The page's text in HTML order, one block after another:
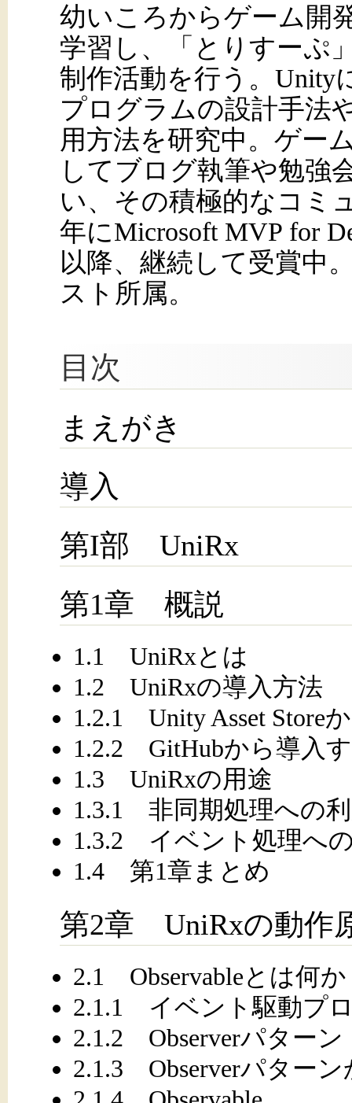
幼いころからゲーム開
学習し、「とりすーぷ
制作活動を行う。Unity
プログラムの設計手法
用方法を研究中。ゲー
してブログ執筆や勉強
い、その積極的なコミ
年にMicrosoft MVP for
以降、継続して受賞中
スト所属。
目次
まえがき
導入
第I部 UniRx
第1章 概説
1.1 UniRxとは
1.2 UniRxの導入方法
1.2.1 Unity Asset Store
1.2.2 GitHubから導入
1.3 UniRxの用途
1.3.1 非同期処理への
1.3.2 イベント処理へ
1.4 第1章まとめ
第2章 UniRxの動作
2.1 Observableとは何か
2.1.1 イベント駆動プ
2.1.2 Observerパターン
2.1.3 Observerパターン